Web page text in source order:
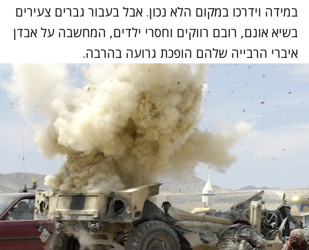
במידה וידרכו במקום הלא נכון. אבל בעבור גברים צעירים
בשיא אונם, רובם רווקים וחסרי ילדים, המחשבה על אבדן
איברי הרבייה שלהם הופכת גרועה בהרבה.